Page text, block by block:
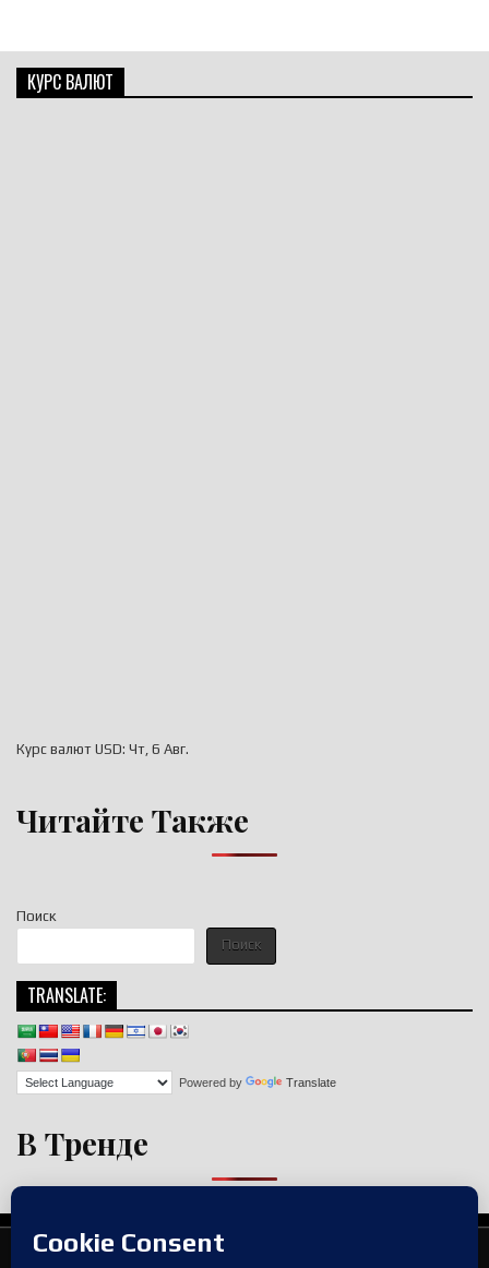
Поиск
Поиск
TRANSLATE:
Powered by Translate
В Тренде
КУРС ВАЛЮТ
Курс валют USD: Чт, 6 Авг.
Читайте Также
Copyright © 2026 nigroll.com